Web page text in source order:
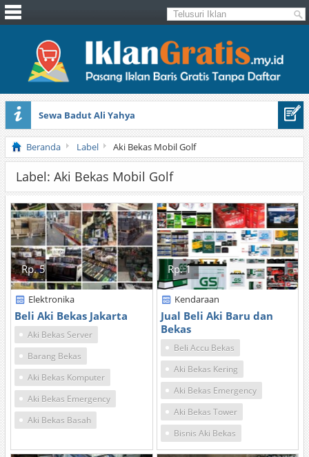
Sewa Badut Ali Yahya
Honda Brio 1.3 E AT CBU 2012 Putih
Beranda Label Aki Bekas Mobil Golf
Label: Aki Bekas Mobil Golf
Rp. 5
Elektronika
Beli Aki Bekas Jakarta
Aki Bekas Server
Barang Bekas
Aki Bekas Komputer
Aki Bekas Emergency
Aki Bekas Basah
Rp. 1
Kendaraan
Jual Beli Aki Baru dan
Bekas
Beli Accu Bekas
Aki Bekas Kering
Aki Bekas Emergency
Aki Bekas Tower
Bisnis Aki Bekas